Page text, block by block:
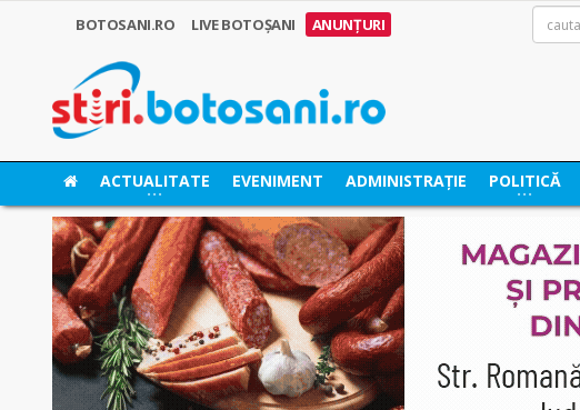
BOTOSANI.RO LIVE BOTOȘANI ANUNȚURI
ACTUALITATE EVENIMENT ADMINISTRAȚIE POLITICĂ